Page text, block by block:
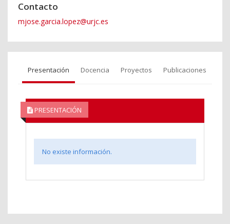
Contacto
mjose.garcia.lopez@urjc.es
Presentación Docencia Proyectos Publicaciones
PRESENTACIÓN
No existe información.